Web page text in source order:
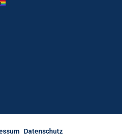
Datenschutz